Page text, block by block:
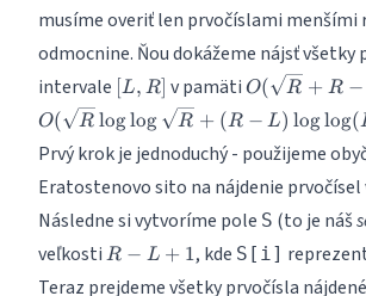
musíme overiť len prvočíslami menšími
odmocnine. Ňou dokážeme nájsť všetky
intervale [L,R]
[L, R] v pamäti O(\sqrt
R + R-
L)
O( R + R −
O( R loglog R + (R − L) loglog(
Prvý krok je jednoduchý - použijeme
Eratostenovo sito na nájdenie prvočísel
Následne si vytvoríme pole S (to je náš
veľkosti R-
R − L + 1, kde S[i]
Teraz prejdeme všetky prvočísla